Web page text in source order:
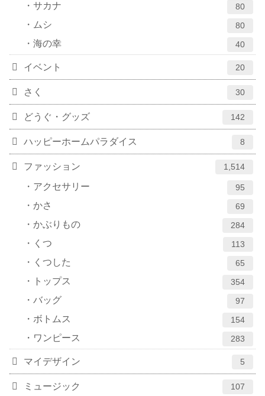
サカナ 80
ムシ 80
海の幸 40
イベント 20
さく 30
どうぐ・グッズ 142
ハッピーホームパラダイス 8
ファッション 1,514
アクセサリー 95
かさ 69
かぶりもの 284
くつ 113
くつした 65
トップス 354
バッグ 97
ボトムス 154
ワンピース 283
マイデザイン 5
ミュージック 107